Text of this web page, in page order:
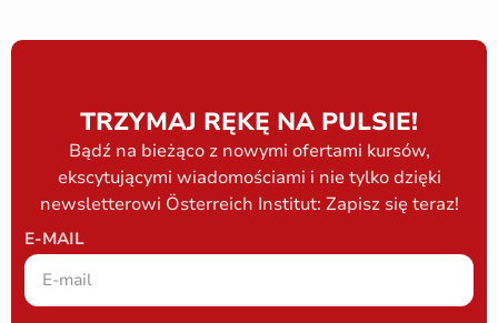
TRZYMAJ RĘKĘ NA PULSIE!
Bądź na bieżąco z nowymi ofertami kursów,
ekscytującymi wiadomościami i nie tylko dzięki
newsletterowi Österreich Institut: Zapisz się teraz!
E-MAIL